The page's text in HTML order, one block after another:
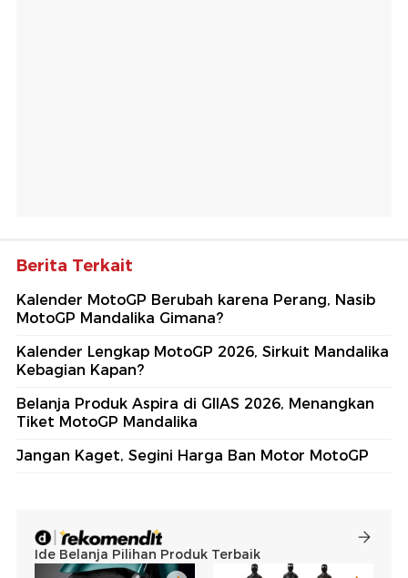
Berita Terkait
Kalender MotoGP Berubah karena Perang, Nasib
MotoGP Mandalika Gimana?
Kalender Lengkap MotoGP 2026, Sirkuit Mandalika
Kebagian Kapan?
Belanja Produk Aspira di GIIAS 2026, Menangkan
Tiket MotoGP Mandalika
Jangan Kaget, Segini Harga Ban Motor MotoGP